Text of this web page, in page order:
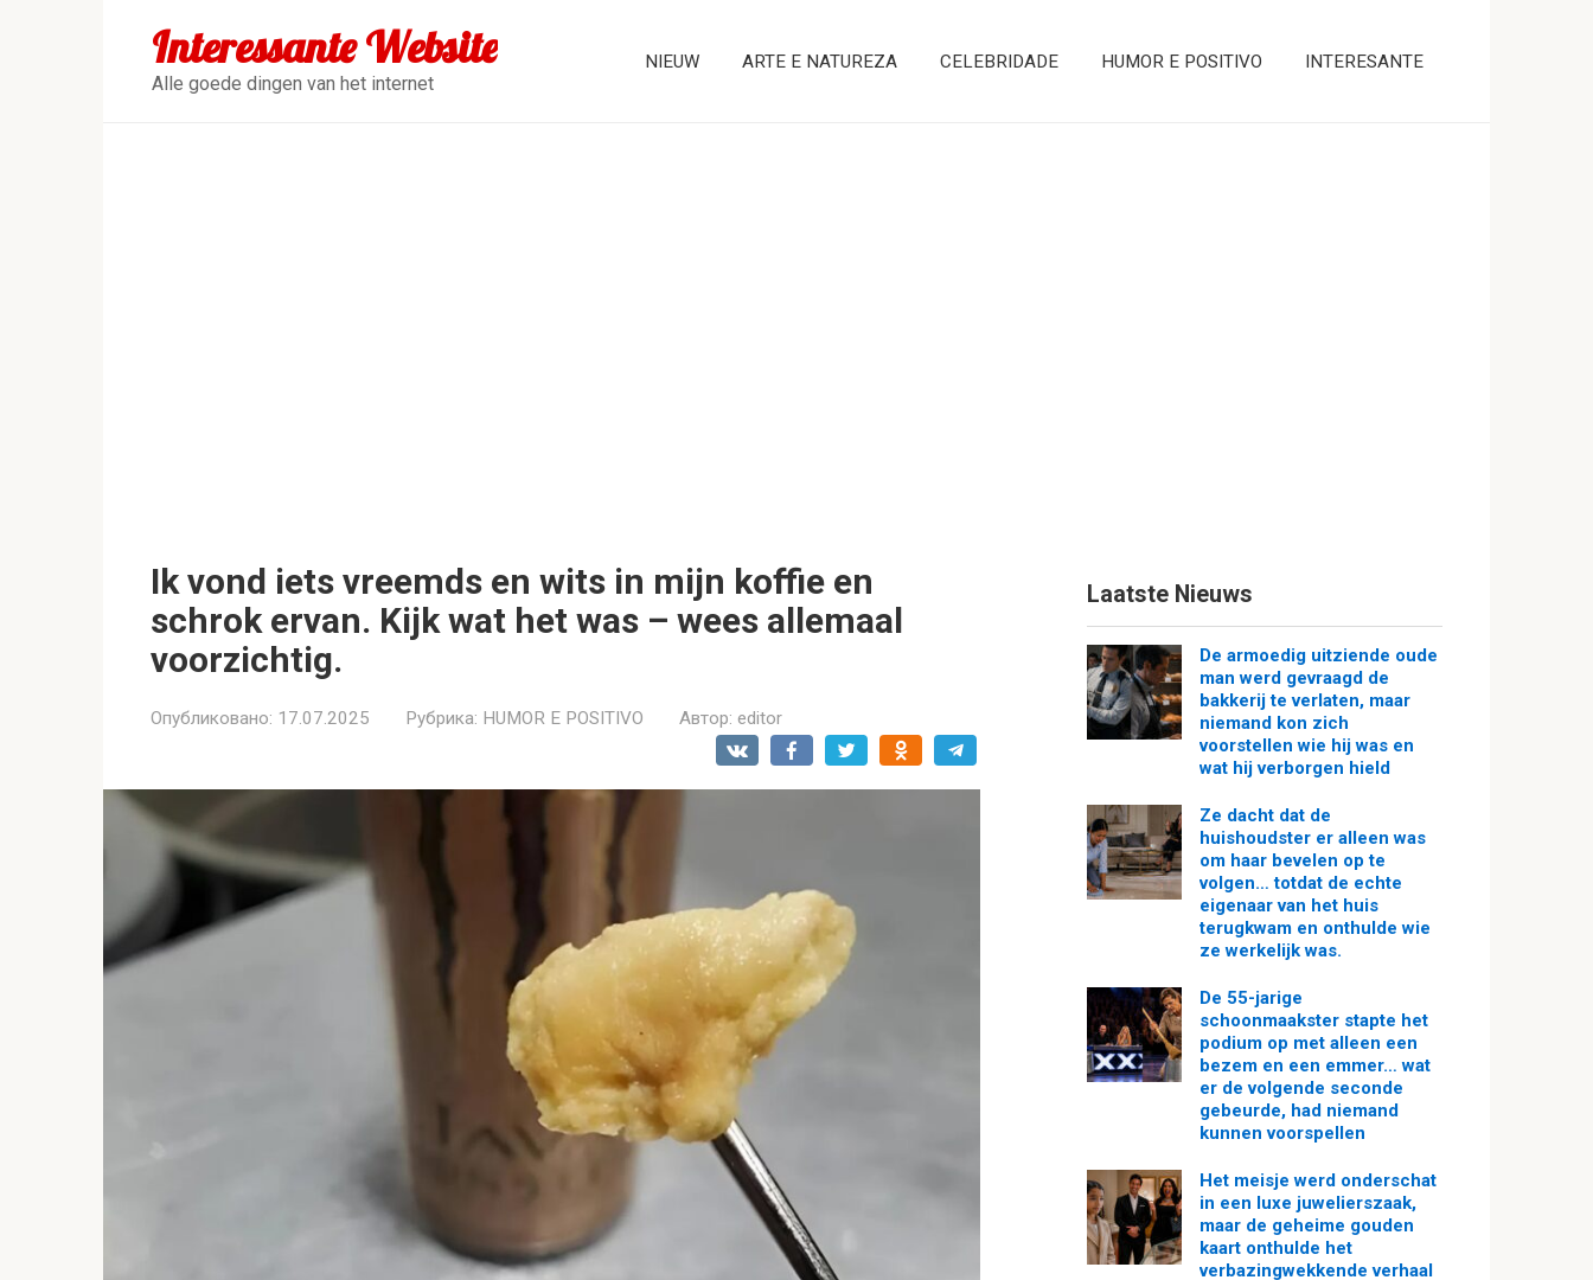
Interessante Website
Alle goede dingen van het internet
NIEUW ARTE E NATUREZA CELEBRIDADE HUMOR E POSITIVO INTERESANTE
Ik vond iets vreemds en wits in mijn koffie en
schrok ervan. Kijk wat het was – wees allemaal
voorzichtig.
Опубликовано: 17.07.2025 Рубрика: HUMOR E POSITIVO Автор: editor
Laatste Nieuws
De armoedig uitziende oude
man werd gevraagd de
bakkerij te verlaten, maar
niemand kon zich
voorstellen wie hij was en
wat hij verborgen hield
Ze dacht dat de
huishoudster er alleen was
om haar bevelen op te
volgen… totdat de echte
eigenaar van het huis
terugkwam en onthulde wie
ze werkelijk was.
De 55-jarige
schoonmaakster stapte het
podium op met alleen een
bezem en een emmer… wat
er de volgende seconde
gebeurde, had niemand
kunnen voorspellen
Het meisje werd onderschat
in een luxe juwelierszaak,
maar de geheime gouden
kaart onthulde het
verbazingwekkende verhaal